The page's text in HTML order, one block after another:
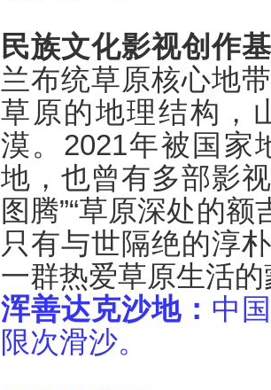
民族文化影视创作
兰布统草原核心地
草原的地理结构，
漠。2021年被国家
地，也曾有多部影
图腾”“草原深处的
只有与世隔绝的淳
一群热爱草原生活
浑善达克沙地： 中
限次滑沙。